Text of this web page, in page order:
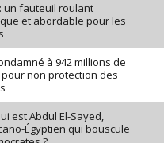
un fauteuil roulant
et abordable pour les
à 942 millions de
non protection des
est Abdul El-Sayed,
Égyptien qui bouscule